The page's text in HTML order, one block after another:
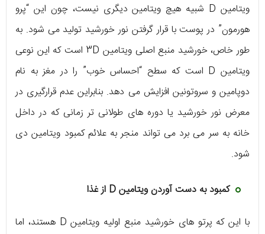
ویتامین D شبیه هیچ ویتامین دیگری نیست، چون این “پرو
هورمون” در پوست با قرار گرفتن نور خورشید تولید می شود. به
طور خاص، خورشید منبع اصلی ویتامین 3D است که این نوعی
ویتامین D است که سطح “احساس خوب” را در مغز به نام
دوپامین و سروتونین افزایش می دهد. بنابراین عدم قرارگیری در
معرض نور خورشید یا دوره های طولانی تر زمانی که در داخل
خانه به سر می برد می تواند منجر به علائم کمبود ویتامین دی
شود.
کمبود به دست آوردن ویتامین D از غذا
با این که پرتو های خورشید منبع اولیه ویتامین D هستند، اما